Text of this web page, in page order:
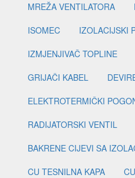
MREŽA VENTILATORA
ISOMEC
IZOLACIJSKI
IZMJENJIVAČ TOPLINE
GRIJAČI KABEL
ELEKTROTERMIČKI
RADIJATORSKI VENTIL
BAKRENE CIJEVI SA
CU TESNILNA KAPA